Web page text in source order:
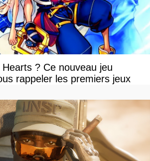
? Ce nouveau jeu
rappeler les premiers jeux